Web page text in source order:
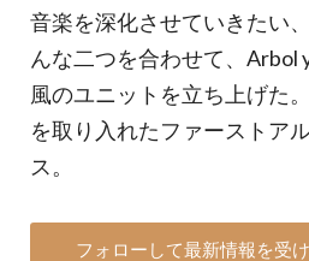
音楽を深化させていきたい
んな二つを合わせて、Arbol
風のユニットを立ち上げた
を取り入れたファーストア
ス。
フォローして最新情報を受